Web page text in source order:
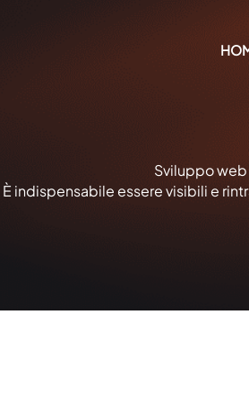
Sviluppo web
È indispensabile essere visibili e